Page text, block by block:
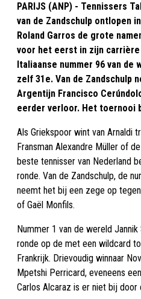
PARIJS (ANP) - Tennissers
van de Zandschulp ontlopen
Roland Garros de grote
voor het eerst in zijn
Italiaanse nummer 96 van
zelf 31e. Van de Zandschulp
Argentijn Francisco
eerder verloor. Het toernooi
Als Griekspoor wint van Arnaldi
Fransman Alexandre Müller of
beste tennisser van Nederland
ronde. Van de Zandschulp, de
neemt het bij een zege op
of Gaël Monfils.
Nummer 1 van de wereld
ronde op de met een wildcard
Frankrijk. Drievoudig winnaar
Mpetshi Perricard, eveneens
Carlos Alcaraz is er niet bij door